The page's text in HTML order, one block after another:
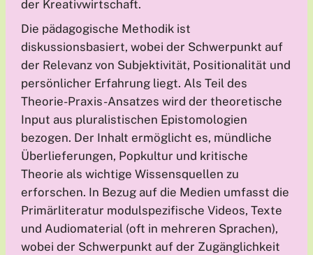
der Kreativwirtschaft.
Die pädagogische Methodik ist
diskussionsbasiert, wobei der Schwerpunkt auf
der Relevanz von Subjektivität, Positionalität und
persönlicher Erfahrung liegt. Als Teil des
Theorie-Praxis-Ansatzes wird der theoretische
Input aus pluralistischen Epistomologien
bezogen. Der Inhalt ermöglicht es, mündliche
Überlieferungen, Popkultur und kritische
Theorie als wichtige Wissensquellen zu
erforschen. In Bezug auf die Medien umfasst die
Primärliteratur modulspezifische Videos, Texte
und Audiomaterial (oft in mehreren Sprachen),
wobei der Schwerpunkt auf der Zugänglichkeit